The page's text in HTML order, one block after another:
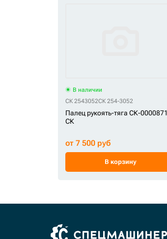
В наличии
СК 2543052СК 254-3052
Палец рукоять-тяга СК-0000871
СК
от 7 500 руб
В корзину